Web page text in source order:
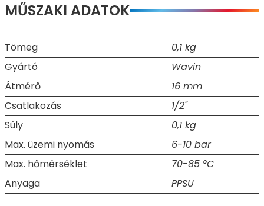
MŰSZAKI ADATOK
Tömeg
0,1 kg
Gyártó
Wavin
Átmérő
16 mm
Csatlakozás
1/2"
Súly
0,1 kg
Max. üzemi nyomás
6-10 bar
Max. hőmérséklet
70-85 °C
Anyaga
PPSU